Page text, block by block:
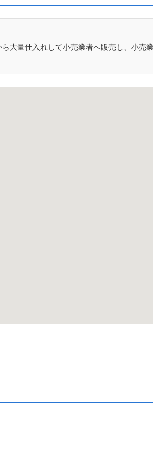
大量仕入れして小売業者へ販売し、小売